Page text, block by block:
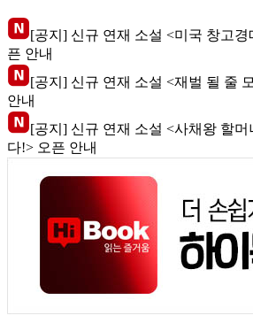
[공지] 신규 연재 소설 <미국 창고경
픈 안내
[공지] 신규 연재 소설 <재벌 될 줄
안내
[공지] 신규 연재 소설 <사채왕 할머
다!> 오픈 안내